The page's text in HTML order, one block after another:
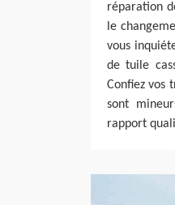
réparation
le
vous
de tuile
Confiez vos
sont
rapport